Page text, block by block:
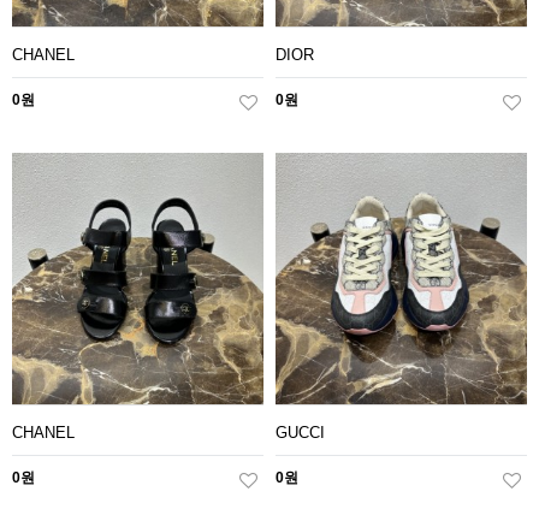
CHANEL
0원
DIOR
0원
CHANEL
0원
GUCCI
0원